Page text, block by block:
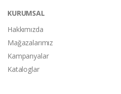
KURUMSAL
Hakkımızda
Mağazalarımız
Kampanyalar
Kataloglar